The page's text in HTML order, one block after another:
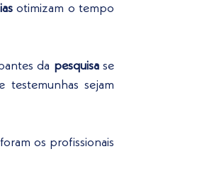
otimizam o tempo
da pesquisa se
sejam
os profissionais